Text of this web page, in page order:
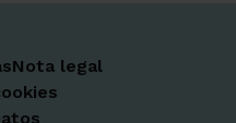
Nota legal